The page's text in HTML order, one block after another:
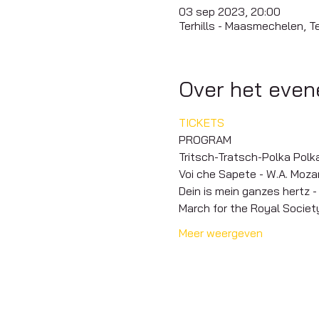
03 sep 2023, 20:00
Terhills - Maasmechelen,
Over het
TICKETS
PROGRAM
Tritsch-Tratsch-Polka
Voi che Sapete - W.A.
Dein is mein ganzes hertz -
March for the Royal
Meer weergeven